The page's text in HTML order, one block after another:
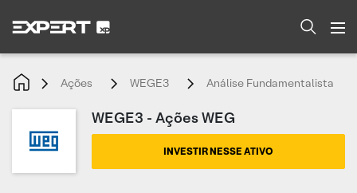
Ações WEGE3 Análise Fundamentalista
WEGE3 - Ações WEG
INVESTIR NESSE ATIVO